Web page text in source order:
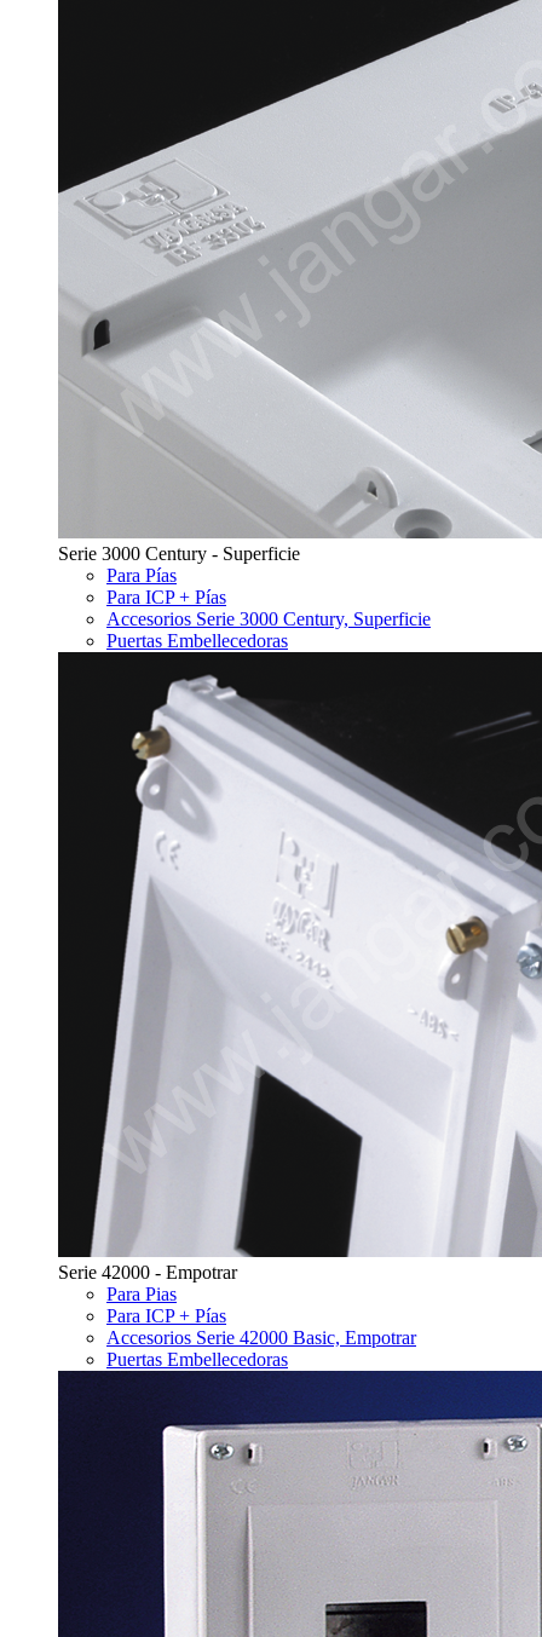
Serie 3000 Century - Superficie
Para Pías
Para ICP + Pías
Accesorios Serie 3000 Century, Superficie
Puertas Embellecedoras
Serie 42000 - Empotrar
Para Pias
Para ICP + Pías
Accesorios Serie 42000 Basic, Empotrar
Puertas Embellecedoras